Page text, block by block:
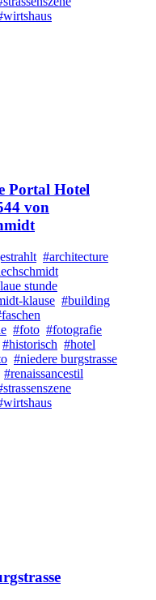
Portal Hotel
von
#architecture
stunde
klause #building
#foto #fotografie
#historisch #hotel
#niedere burgstrasse
#renaissancestil